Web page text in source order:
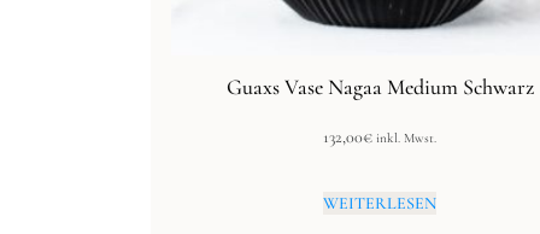
Guaxs Vase Nagaa Medium Schwarz
132,00€ inkl. Mwst.
WEITERLESEN